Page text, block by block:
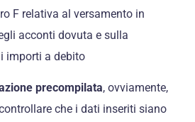
F relativa al versamento in
acconti dovuta e sulla
importi a debito
precompilata, ovviamente,
che i dati inseriti siano